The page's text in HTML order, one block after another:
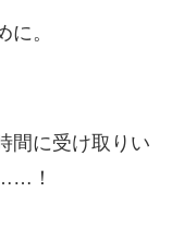
。
間に受け取りい
！